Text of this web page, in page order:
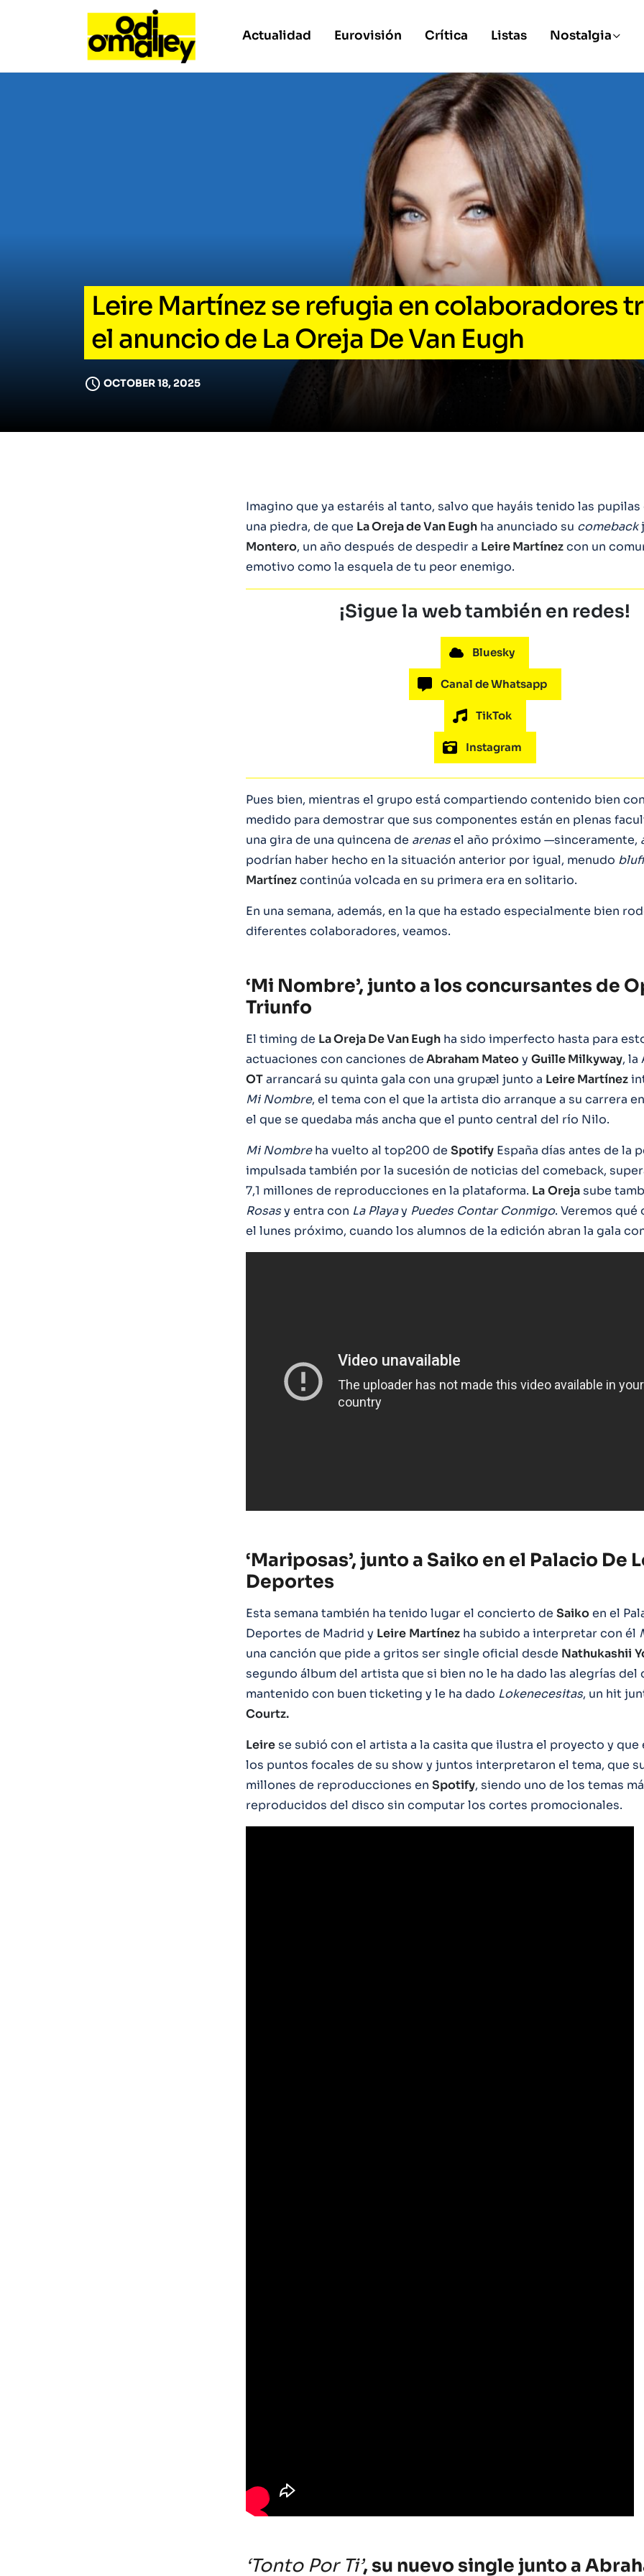
Actualidad Eurovisión Crítica Listas Nostalgia
Leire Martínez se refugia en colaboradores
el anuncio de La Oreja De Van Eugh
OCTOBER 18, 2025
Imagino que ya estaréis al tanto, salvo que hayáis tenido las
una piedra, de que La Oreja de Van Eugh ha anunciado su comeback
Montero, un año después de despedir a Leire Martínezcon un
emotivo como la esquela de tu peor enemigo.
¡Sigue la web también en redes!
Bluesky
Canal de Whatsapp
TikTok
Instagram
Pues bien, mientras el grupo está compartiendo contenido bien
medido para demostrar que sus componentes están en plenas
una gira de una quincena de arenasel año próximo —sinceramente,
podrían haber hecho en la situación anterior por igual, menudo
Martínezcontinúa volcada en su primera era en solitario.
En una semana, además, en la que ha estado especialmente bien
diferentes colaboradores, veamos.
‘Mi Nombre’, junto a los concursantes de
Triunfo
El timing de La Oreja De Van Eugh ha sido imperfecto hasta para
actuaciones con canciones deAbraham Mateoy Guille Milkyway, la
OTarrancará su quinta gala con una grupæl junto a Leire Martínez
Mi Nombre, el tema con el que la artista dio arranque a su carrera
el que se quedaba más ancha que el punto central del río Nilo.
Mi Nombreha vuelto al top200 de Spotify España días antes de la
impulsada también por la sucesión de noticias del comeback,
7,1 millones de reproducciones en la plataforma. LaOrejasube
Rosasy entra con La Playay Puedes Contar Conmigo. Veremos qué
el lunes próximo, cuando los alumnos de la edición abran la gala
‘Mariposas’, junto a Saiko en el Palacio De
Deportes
Esta semana también ha tenido lugar el concierto de Saikoen el
Deportes de Madrid y Leire Martínez ha subido a interpretar con él
una canción que pide a gritos ser single oficial desde Nathukashii
segundo álbum del artista que si bien no le ha dado las alegrías del
mantenido con buen ticketing y le ha dado Lokenecesitas, un hit
Courtz.
Leirese subió con el artista a la casita que ilustra el proyecto y que
los puntos focales de su show y juntos interpretaron el tema, que
millones de reproducciones en Spotify, siendo uno de los temas
reproducidos del disco sin computar los cortes promocionales.
‘Tonto Por Ti’, su nuevo single junto a